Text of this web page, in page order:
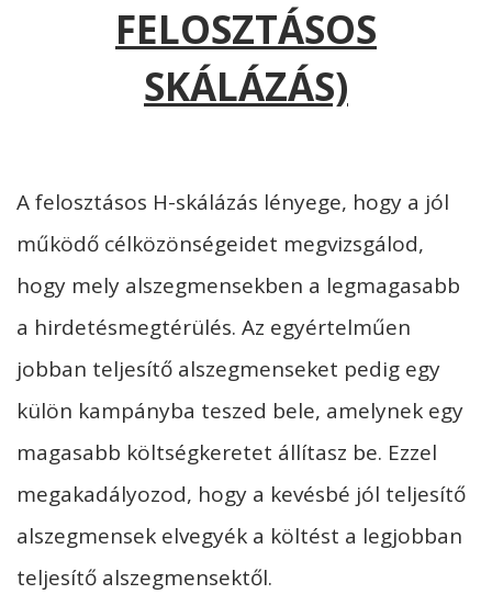
FELOSZTÁSOS
SKÁLÁZÁS)
A felosztásos H-skálázás lényege, hogy a jól
működő célközönségeidet megvizsgálod,
hogy mely alszegmensekben a legmagasabb
a hirdetésmegtérülés. Az egyértelműen
jobban teljesítő alszegmenseket pedig egy
külön kampányba teszed bele, amelynek egy
magasabb költségkeretet állítasz be. Ezzel
megakadályozod, hogy a kevésbé jól teljesítő
alszegmensek elvegyék a költést a legjobban
teljesítő alszegmensektől.